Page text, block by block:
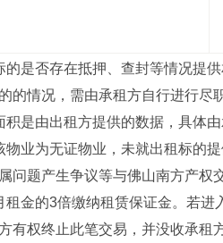
的是否存在抵押、查封等情况提
的情况，需由承租方自行进行尽
是由出租方提供的数据，具体由
物业为无证物业，未就出租标的
问题产生争议等与佛山南方产权
租金的3倍缴纳租赁保证金。若
有权终止此笔交易，并没收承租